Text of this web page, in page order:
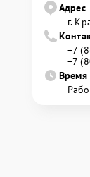
Адрес
г.
+7
+7
Время